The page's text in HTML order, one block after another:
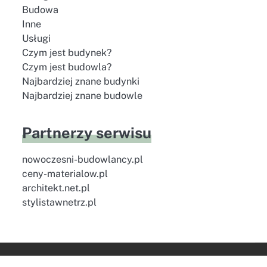
Budowa
Inne
Usługi
Czym jest budynek?
Czym jest budowla?
Najbardziej znane budynki
Najbardziej znane budowle
Partnerzy serwisu
nowoczesni-budowlancy.pl
ceny-materialow.pl
architekt.net.pl
stylistawnetrz.pl